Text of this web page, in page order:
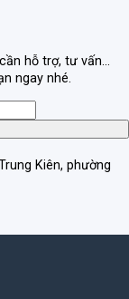
hỗ trợ, tư vấn...
ngay nhé.
Kiên, phường